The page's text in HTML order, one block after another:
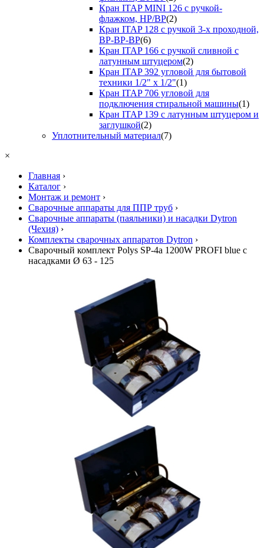
Кран ITAP MINI 126 с ручкой-
флажком, НР/ВР(2)
Кран ITAP 128 с ручкой 3-х проходной,
ВР-ВР-ВР(6)
Кран ITAP 166 с ручкой сливной с
латунным штуцером(2)
Кран ITAP 392 угловой для бытовой
техники 1/2" х 1/2"(1)
Кран ITAP 706 угловой для
подключения стиральной машины(1)
Кран ITAP 139 с латунным штуцером и
заглушкой(2)
Уплотнительный материал(7)
×
Главная ›
Каталог ›
Монтаж и ремонт ›
Сварочные аппараты для ППР труб ›
Сварочные аппараты (паяльники) и насадки Dytron
(Чехия) ›
Комплекты сварочных аппаратов Dytron ›
Сварочный комплект Polys SP-4a 1200W PROFI blue с
насадками Ø 63 - 125